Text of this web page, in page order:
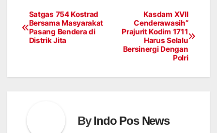
Post
navigation
Kasdam XVII
Cenderawasih”
Prajurit Kodim 1711
Harus Selalu
Bersinergi Dengan
Polri
Satgas 754 Kostrad
Bersama Masyarakat
Pasang Bendera di
Distrik Jita
ByIndo Pos News